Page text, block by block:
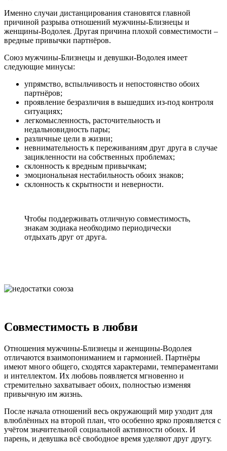
Именно случаи дистанцирования становятся главной
причиной разрыва отношений мужчины-Близнецы и
женщины-Водолея. Другая причина плохой совместимости –
вредные привычки партнёров.
Союз мужчины-Близнецы и девушки-Водолея имеет
следующие минусы:
упрямство, вспыльчивость и непостоянство обоих
партнёров;
проявление безразличия в вышедших из-под контроля
ситуациях;
легкомысленность, расточительность и
недальновидность пары;
различные цели в жизни;
невнимательность к переживаниям друг друга в случае
зацикленности на собственных проблемах;
склонность к вредным привычкам;
эмоциональная нестабильность обоих знаков;
склонность к скрытности и неверности.
Чтобы поддерживать отличную совместимость,
знакам зодиака необходимо периодически
отдыхать друг от друга.
Совместимость в любви
Отношения мужчины-Близнецы и женщины-Водолея
отличаются взаимопониманием и гармонией. Партнёры
имеют много общего, сходятся характерами, темпераментами
и интеллектом. Их любовь появляется мгновенно и
стремительно захватывает обоих, полностью изменяя
привычную им жизнь.
После начала отношений весь окружающий мир уходит для
влюблённых на второй план, что особенно ярко проявляется с
учётом значительной социальной активности обоих. И
парень, и девушка всё свободное время уделяют друг другу.